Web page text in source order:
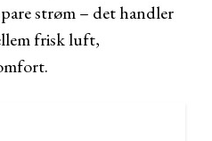
strøm – det handler
frisk luft,